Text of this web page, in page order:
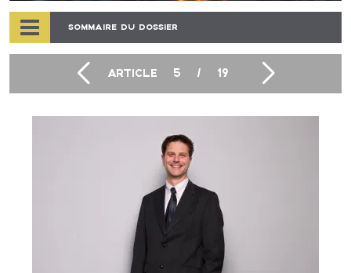
SOMMAIRE DU DOSSIER
ARTICLE 5 / 19